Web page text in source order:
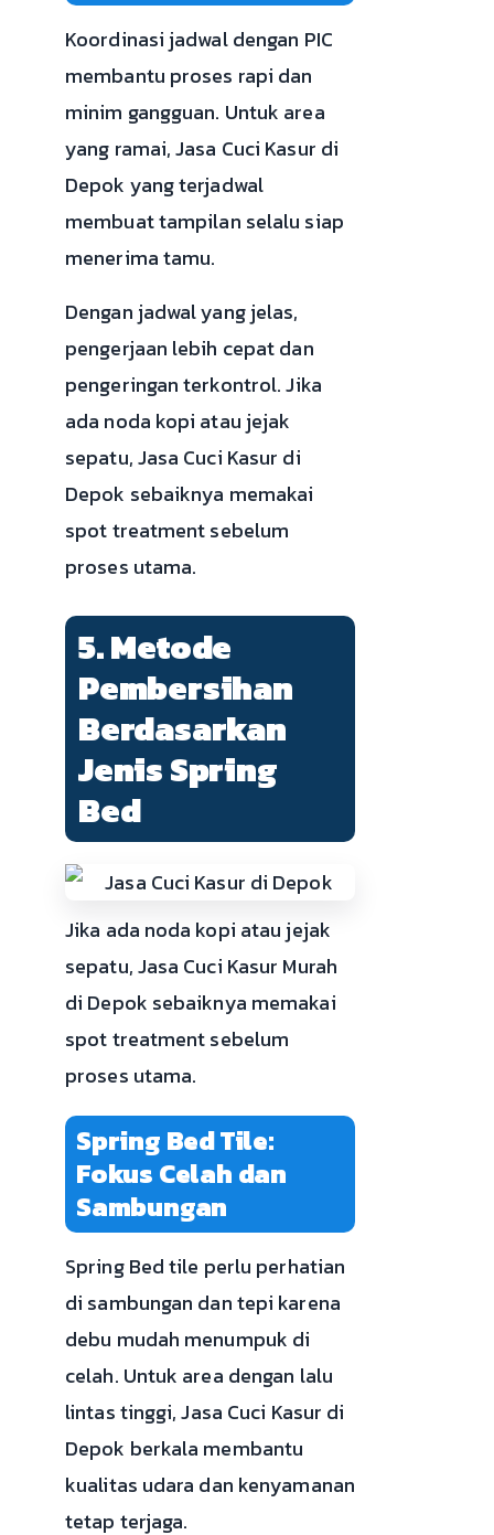
Koordinasi jadwal dengan PIC
membantu proses rapi dan
minim gangguan. Untuk area
yang ramai, Jasa Cuci Kasur di
Depok yang terjadwal
membuat tampilan selalu siap
menerima tamu.
Dengan jadwal yang jelas,
pengerjaan lebih cepat dan
pengeringan terkontrol. Jika
ada noda kopi atau jejak
sepatu, Jasa Cuci Kasur di
Depok sebaiknya memakai
spot treatment sebelum
proses utama.
5. Metode
Pembersihan
Berdasarkan
Jenis Spring
Bed
Jika ada noda kopi atau jejak
sepatu, Jasa Cuci Kasur Murah
di Depok sebaiknya memakai
spot treatment sebelum
proses utama.
Spring Bed Tile:
Fokus Celah dan
Sambungan
Spring Bed tile perlu perhatian
di sambungan dan tepi karena
debu mudah menumpuk di
celah. Untuk area dengan lalu
lintas tinggi, Jasa Cuci Kasur di
Depok berkala membantu
kualitas udara dan kenyamanan
tetap terjaga.